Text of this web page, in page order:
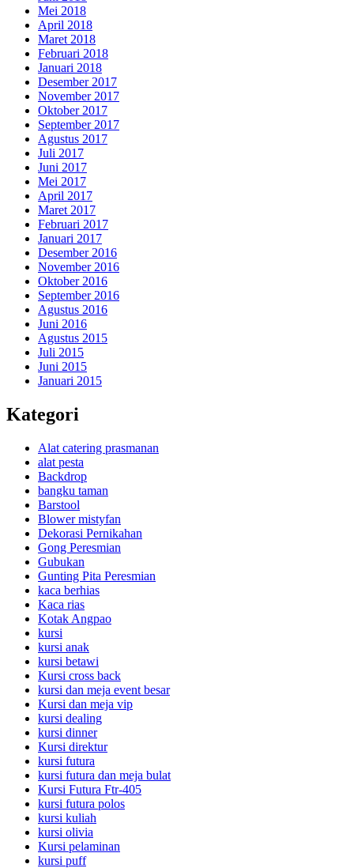
Mei 2018
April 2018
Maret 2018
Februari 2018
Januari 2018
Desember 2017
November 2017
Oktober 2017
September 2017
Agustus 2017
Juli 2017
Juni 2017
Mei 2017
April 2017
Maret 2017
Februari 2017
Januari 2017
Desember 2016
November 2016
Oktober 2016
September 2016
Agustus 2016
Juni 2016
Agustus 2015
Juli 2015
Juni 2015
Januari 2015
Kategori
Alat catering prasmanan
alat pesta
Backdrop
bangku taman
Barstool
Blower mistyfan
Dekorasi Pernikahan
Gong Peresmian
Gubukan
Gunting Pita Peresmian
kaca berhias
Kaca rias
Kotak Angpao
kursi
kursi anak
kursi betawi
Kursi cross back
kursi dan meja event besar
Kursi dan meja vip
kursi dealing
kursi dinner
Kursi direktur
kursi futura
kursi futura dan meja bulat
Kursi Futura Ftr-405
kursi futura polos
kursi kuliah
kursi olivia
Kursi pelaminan
kursi puff